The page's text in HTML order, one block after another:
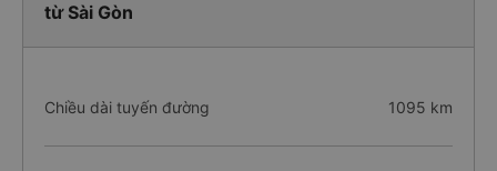
từ Sài Gòn
Chiều dài tuyến đường 1095 km